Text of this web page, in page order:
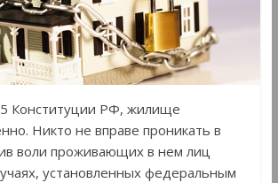
Конституции РФ, жилище
Никто не вправе проникать в
воли проживающих в нем лиц
установленных федеральным